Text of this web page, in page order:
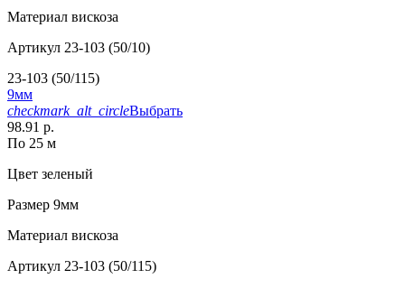
Материал вискоза
Артикул 23-103 (50/10)
23-103 (50/115)
9мм
checkmark_alt_circleВыбрать
98.91 р.
По 25 м
Цвет зеленый
Размер 9мм
Материал вискоза
Артикул 23-103 (50/115)